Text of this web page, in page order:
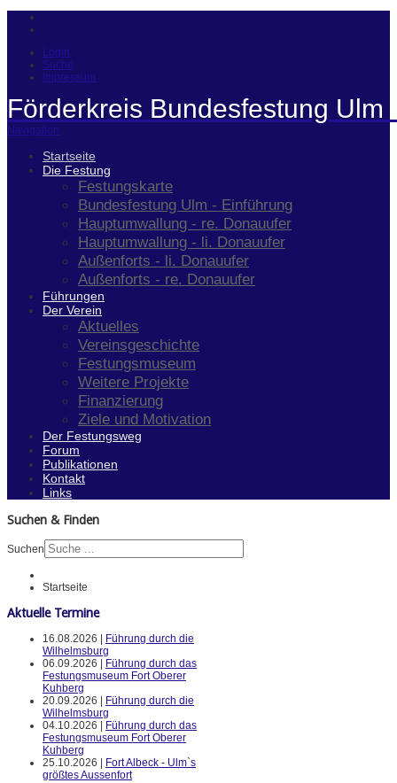
Login
Suche
Impressum
Förderkreis Bundesfestung Ulm
Navigation
Startseite
Die Festung
Festungskarte
Bundesfestung Ulm - Einführung
Hauptumwallung - re. Donauufer
Hauptumwallung - li. Donauufer
Außenforts - li. Donauufer
Außenforts - re. Donauufer
Führungen
Der Verein
Aktuelles
Vereinsgeschichte
Festungsmuseum
Weitere Projekte
Finanzierung
Ziele und Motivation
Der Festungsweg
Forum
Publikationen
Kontakt
Links
Suchen & Finden
Suchen
Startseite
Aktuelle Termine
16.08.2026 |
Führung durch die
Wilhelmsburg
06.09.2026 |
Führung durch das
Festungsmuseum Fort Oberer
Kuhberg
20.09.2026 |
Führung durch die
Wilhelmsburg
04.10.2026 |
Führung durch das
Festungsmuseum Fort Oberer
Kuhberg
25.10.2026 |
Fort Albeck - Ulm`s
größtes Aussenfort